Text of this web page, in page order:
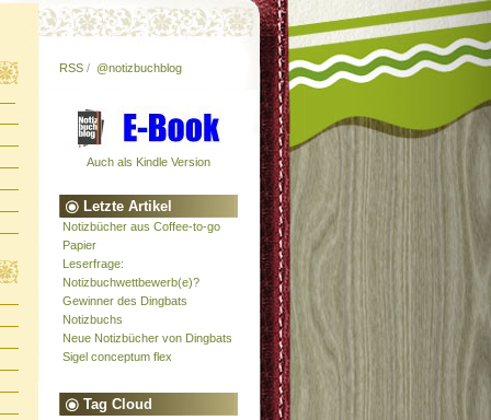
RSS / @notizbuchblog
Auch als Kindle Version
Letzte Artikel
Notizbücher aus Coffee-to-go
Papier
Leserfrage:
Notizbuchwettbewerb(e)?
Gewinner des Dingbats
Notizbuchs
Neue Notizbücher von Dingbats
Sigel conceptum flex
Tag Cloud